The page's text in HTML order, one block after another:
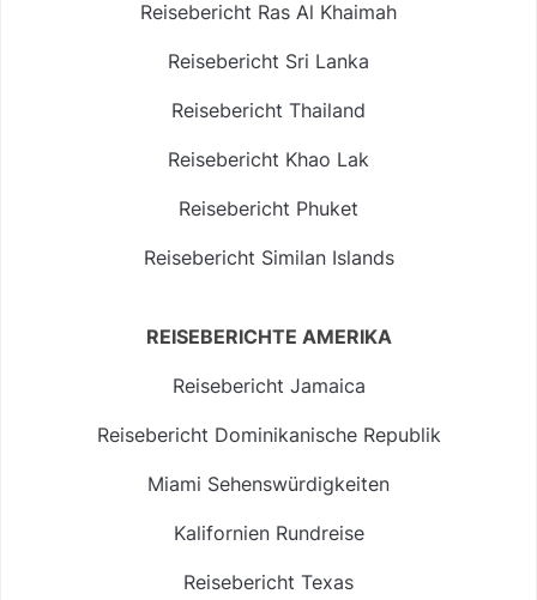
Reisebericht Ras Al Khaimah
Reisebericht Sri Lanka
Reisebericht Thailand
Reisebericht Khao Lak
Reisebericht Phuket
Reisebericht Similan Islands
REISEBERICHTE AMERIKA
Reisebericht Jamaica
Reisebericht Dominikanische Republik
Miami Sehenswürdigkeiten
Kalifornien Rundreise
Reisebericht Texas